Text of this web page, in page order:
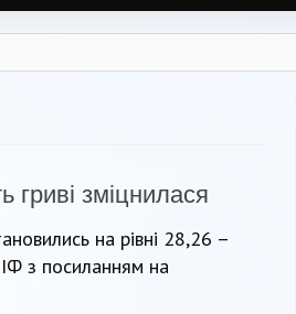
гриві зміцнилася
на рівні 28,26 –
з посиланням на